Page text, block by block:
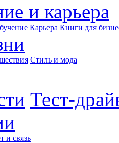
и карьера
Карьера Книги для
Стиль и мода
Тест-
и связь